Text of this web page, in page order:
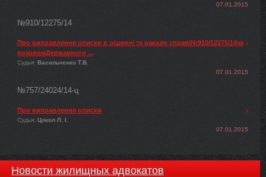
07.01.2015
№910/12275/14
Про виправлення описки в рішенні та наказіу справі№910/12275/14за
позовомДержавного ...
Судья: Васильченко Т.В.
07.01.2015
№757/24024/14-ц
Про виправлення описки
Судья: Цокол Л. І.
07.01.2015
Новости жилищных адвокатов